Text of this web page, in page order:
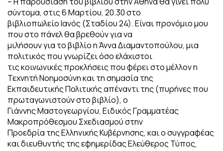
σύντομα, στις 6 Μαρτίου, 20.30 στο
βιβλιοπωλείο Ιανός (Σταδίου 24). Είναι προνόμιο μου
που στο πάνελ θα βρεθούν για να
μιλήσουν για το βιβλίο η Άννα Διαμαντοπούλου, μια
πολιτικός που γνωρίζει όσο ελάχιστοι
τις κοινωνικές προκλήσεις που φέρει στο μέλλον η
Τεχνητή Νοημοσύνη και τη σημασία της
Εκπαιδευτικής Πολιτικής απέναντι της (πυρήνες που
πρωταγωνιστούν στο βιβλίο), ο
Γιάννης Μαστογεωργίου, Ειδικός Γραμματέας
Μακροπρόθεσμου Σχεδιασμού στην
Προεδρία της Ελληνικής Κυβέρνησης, και ο συγγραφέας
και διευθυντής της εφημερίδας Ελεύθερος Τύπος,